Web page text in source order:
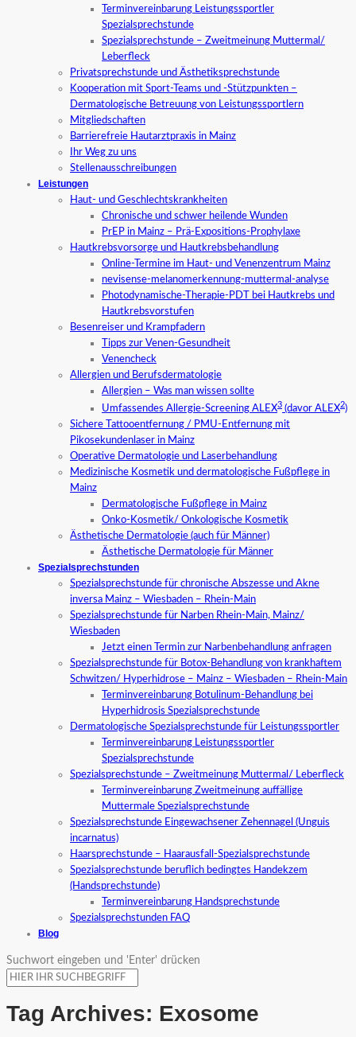
Terminvereinbarung Leistungssportler
Spezialsprechstunde
Spezialsprechstunde – Zweitmeinung Muttermal/
Leberfleck
Privatsprechstunde und Ästhetiksprechstunde
Kooperation mit Sport-Teams und -Stützpunkten –
Dermatologische Betreuung von Leistungssportlern
Mitgliedschaften
Barrierefreie Hautarztpraxis in Mainz
Ihr Weg zu uns
Stellenausschreibungen
Leistungen
Haut- und Geschlechtskrankheiten
Chronische und schwer heilende Wunden
PrEP in Mainz – Prä-Expositions-Prophylaxe
Hautkrebsvorsorge und Hautkrebsbehandlung
Online-Termine im Haut- und Venenzentrum Mainz
nevisense-melanomerkennung-muttermal-analyse
Photodynamische-Therapie-PDT bei Hautkrebs und
Hautkrebsvorstufen
Besenreiser und Krampfadern
Tipps zur Venen-Gesundheit
Venencheck
Allergien und Berufsdermatologie
Allergien – Was man wissen sollte
Umfassendes Allergie-Screening ALEX3 (davor ALEX2)
Sichere Tattooentfernung / PMU-Entfernung mit
Pikosekundenlaser in Mainz
Operative Dermatologie und Laserbehandlung
Medizinische Kosmetik und dermatologische Fußpflege in
Mainz
Dermatologische Fußpflege in Mainz
Onko-Kosmetik/ Onkologische Kosmetik
Ästhetische Dermatologie (auch für Männer)
Ästhetische Dermatologie für Männer
Spezialsprechstunden
Spezialsprechstunde für chronische Abszesse und Akne
inversa Mainz – Wiesbaden – Rhein-Main
Spezialsprechstunde für Narben Rhein-Main, Mainz/
Wiesbaden
Jetzt einen Termin zur Narbenbehandlung anfragen
Spezialsprechstunde für Botox-Behandlung von krankhaftem
Schwitzen/ Hyperhidrose – Mainz – Wiesbaden – Rhein-Main
Terminvereinbarung Botulinum-Behandlung bei
Hyperhidrosis Spezialsprechstunde
Dermatologische Spezialsprechstunde für Leistungssportler
Terminvereinbarung Leistungssportler
Spezialsprechstunde
Spezialsprechstunde – Zweitmeinung Muttermal/ Leberfleck
Terminvereinbarung Zweitmeinung auffällige
Muttermale Spezialsprechstunde
Spezialsprechstunde Eingewachsener Zehennagel (Unguis
incarnatus)
Haarsprechstunde – Haarausfall-Spezialsprechstunde
Spezialsprechstunde beruflich bedingtes Handekzem
(Handsprechstunde)
Terminvereinbarung Handsprechstunde
Spezialsprechstunden FAQ
Blog
Suchwort eingeben und 'Enter' drücken
Tag Archives: Exosome